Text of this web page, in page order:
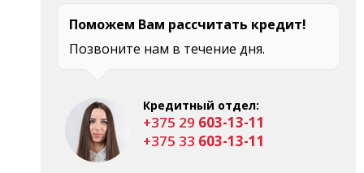
Поможем Вам рассчитать кредит!
Позвоните нам в течение дня.
Кредитный отдел:
+375 29 603-13-11
+375 33 603-13-11